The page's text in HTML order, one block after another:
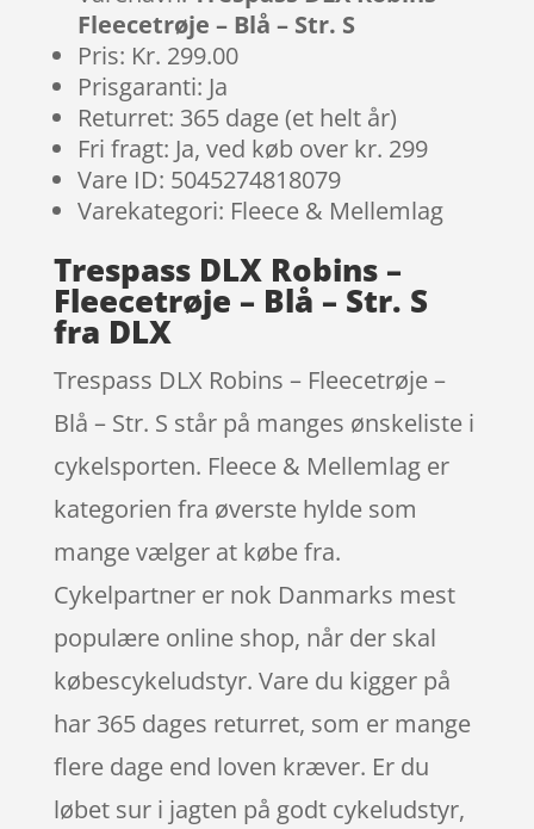
Fleecetrøje – Blå – Str. S
Pris: Kr. 299.00
Prisgaranti: Ja
Returret: 365 dage (et helt år)
Fri fragt: Ja, ved køb over kr. 299
Vare ID: 5045274818079
Varekategori: Fleece & Mellemlag
Trespass DLX Robins –
Fleecetrøje – Blå – Str. S
fra DLX
Trespass DLX Robins – Fleecetrøje –
Blå – Str. S står på manges ønskeliste i
cykelsporten. Fleece & Mellemlag er
kategorien fra øverste hylde som
mange vælger at købe fra.
Cykelpartner er nok Danmarks mest
populære online shop, når der skal
købescykeludstyr. Vare du kigger på
har 365 dages returret, som er mange
flere dage end loven kræver. Er du
løbet sur i jagten på godt cykeludstyr,